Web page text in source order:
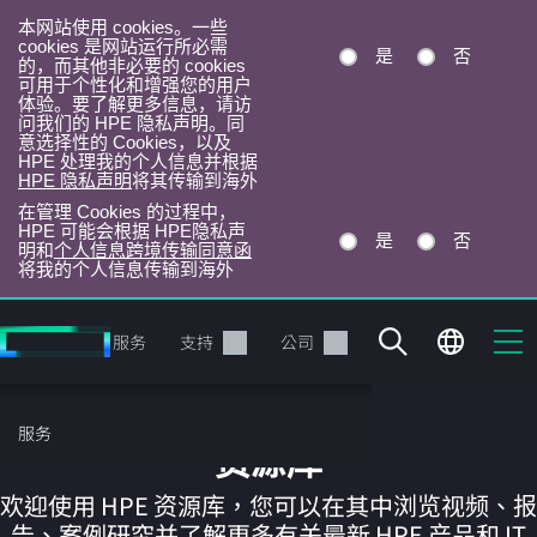
本网站使用 cookies。一些
cookies 是网站运行所必需
的，而其他非必要的 cookies
可用于个性化和增强您的用户
体验。要了解更多信息，请访
问我们的 HPE 隐私声明。同
意选择性的 Cookies，以及
HPE 处理我的个人信息并根据
HPE 隐私声明将其传输到海外
是 否
在管理 Cookies 的过程中，
HPE 可能会根据 HPE隐私声
明和个人信息跨境传输同意函
将我的个人信息传输到海外
是 否
转
到
目
录
服务 支持 公司
服务 资源库
欢迎使用 HPE 资源库，您可以在其中浏览视频、报